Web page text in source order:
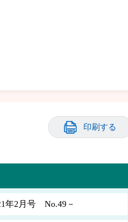
印刷する
年2月号 No.49－